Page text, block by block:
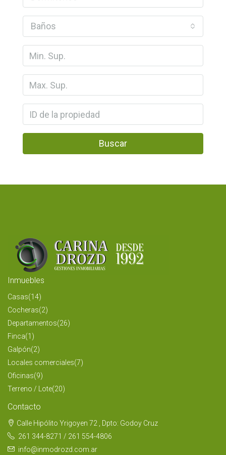
Baños
Buscar
Inmuebles
Casas(14)
Cocheras(2)
Departamentos(26)
Finca(1)
Galpón(2)
Locales comerciales(7)
Oficinas(9)
Terreno / Lote(20)
Contacto
Calle Hipólito Yrigoyen 72 , Dpto: Godoy Cruz
261 344-8271 / 261 554-4806
info@inmodrozd.com.ar